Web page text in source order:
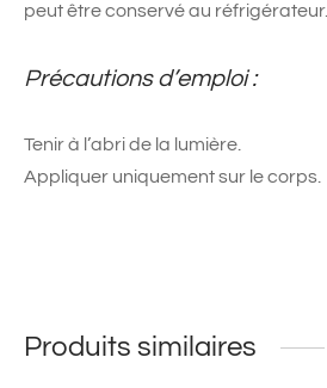
peut être conservé au réfrigérateur.
Précautions d’emploi :
Tenir à l’abri de la lumière.
Appliquer uniquement sur le corps.
Produits similaires